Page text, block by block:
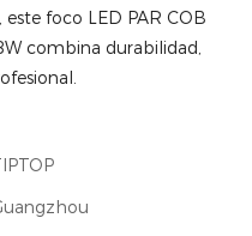
foco LED PAR COB
combina durabilidad,